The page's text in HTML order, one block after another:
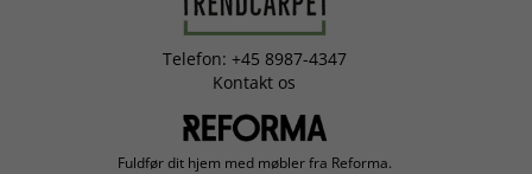
Telefon: +45 8987-4347
Kontakt os
Fuldfør dit hjem med møbler fra Reforma.